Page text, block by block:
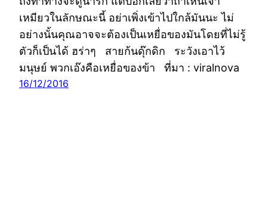
เหมียวในลักษณะนี้ อย่าเพิ่งเข้าไปใกล้มันนะ ไม่
อย่างนั้นคุณอาจจะต้องเป็นเหยื่อของมันโดยที่ไม่รู้
ตัวก็เป็นได้ ฮร่าๆ สายก้นดุ๊กดิก ระวังเอาไว้
มนุษย์ พวกเอ๊งคือเหยื่อของข้า ที่มา : viralnova
16/12/2016